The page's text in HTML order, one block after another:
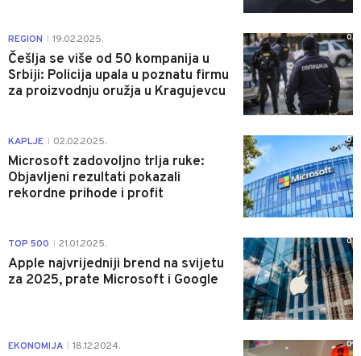
REGION 19.02.2025.
Češlja se više od 50 kompanija u
Srbiji: Policija upala u poznatu firmu
za proizvodnju oružja u Kragujevcu
0
KAPLJE 02.02.2025.
Microsoft zadovoljno trlja ruke:
Objavljeni rezultati pokazali
rekordne prihode i profit
0
TOP 500 21.01.2025.
Apple najvrijedniji brend na svijetu
za 2025, prate Microsoft i Google
0
EKONOMIJA 18.12.2024. 0